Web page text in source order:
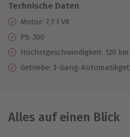
Technische Daten
Motor: 7,7 l V8
PS: 300
Höchstgeschwindigkeit: 120
Getriebe: 3-Gang-
Alles auf einen Blick